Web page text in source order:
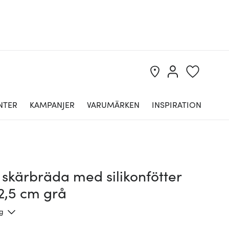
KAMPANJER VARUMÄRKEN INSPIRATION
med silikonfötter
cm grå